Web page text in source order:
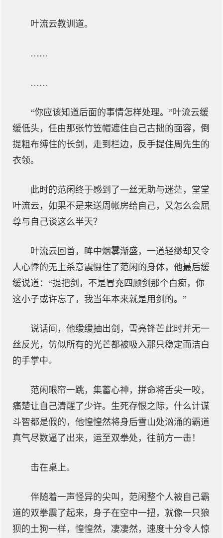
叶流云教训道。
……
……
“你应该知道后面的事情怎样处理。”叶流云缓
缓低头，任由那张竹笠帽遮住自己古拙的面容，倒
提粗布缚住的长剑，走到栏边，反手提住周先生的
衣领。
此时的范闲终于感到了一丝无助与迷茫，堂堂
叶流云，如果不是来送周帐房给自己，又怎么会屈
尊与自己谈这么半天？
叶流云回首，眸中烟雾渐盛，一道轻缈却又令
人心悸的无上杀意震慑住了范闲的身体，他最后缓
缓说道：“提把剑，不是冒充四顾剑那个白痴，你
这小子或许忘了，我当年本来就是用剑的。”
说话间，他缓缓抽出剑，雪亮锋芒此时并无一
丝反光，仿似所有的光芒都被吸入那只稳定而洁白
的手掌中。
范闲眼帘一跳，集蓄心神，拼命将舌尖一咬，
痛楚让自己清醒了少许。生死存恨之际，什么计谋
斗智都是假的，他惶惶然将身后雪山处汹涌的霸道
真气尽数逼了出来，运至双拳处，往前方一击！
击在桌上。
伴随着一声怪异的尖叫，范闲整个人被自己霸
道的双拳震了起来，身子在空中一扭，就像一只狼
狈的土狗一样，惶惶然，凄凄然，速度十分令人惊